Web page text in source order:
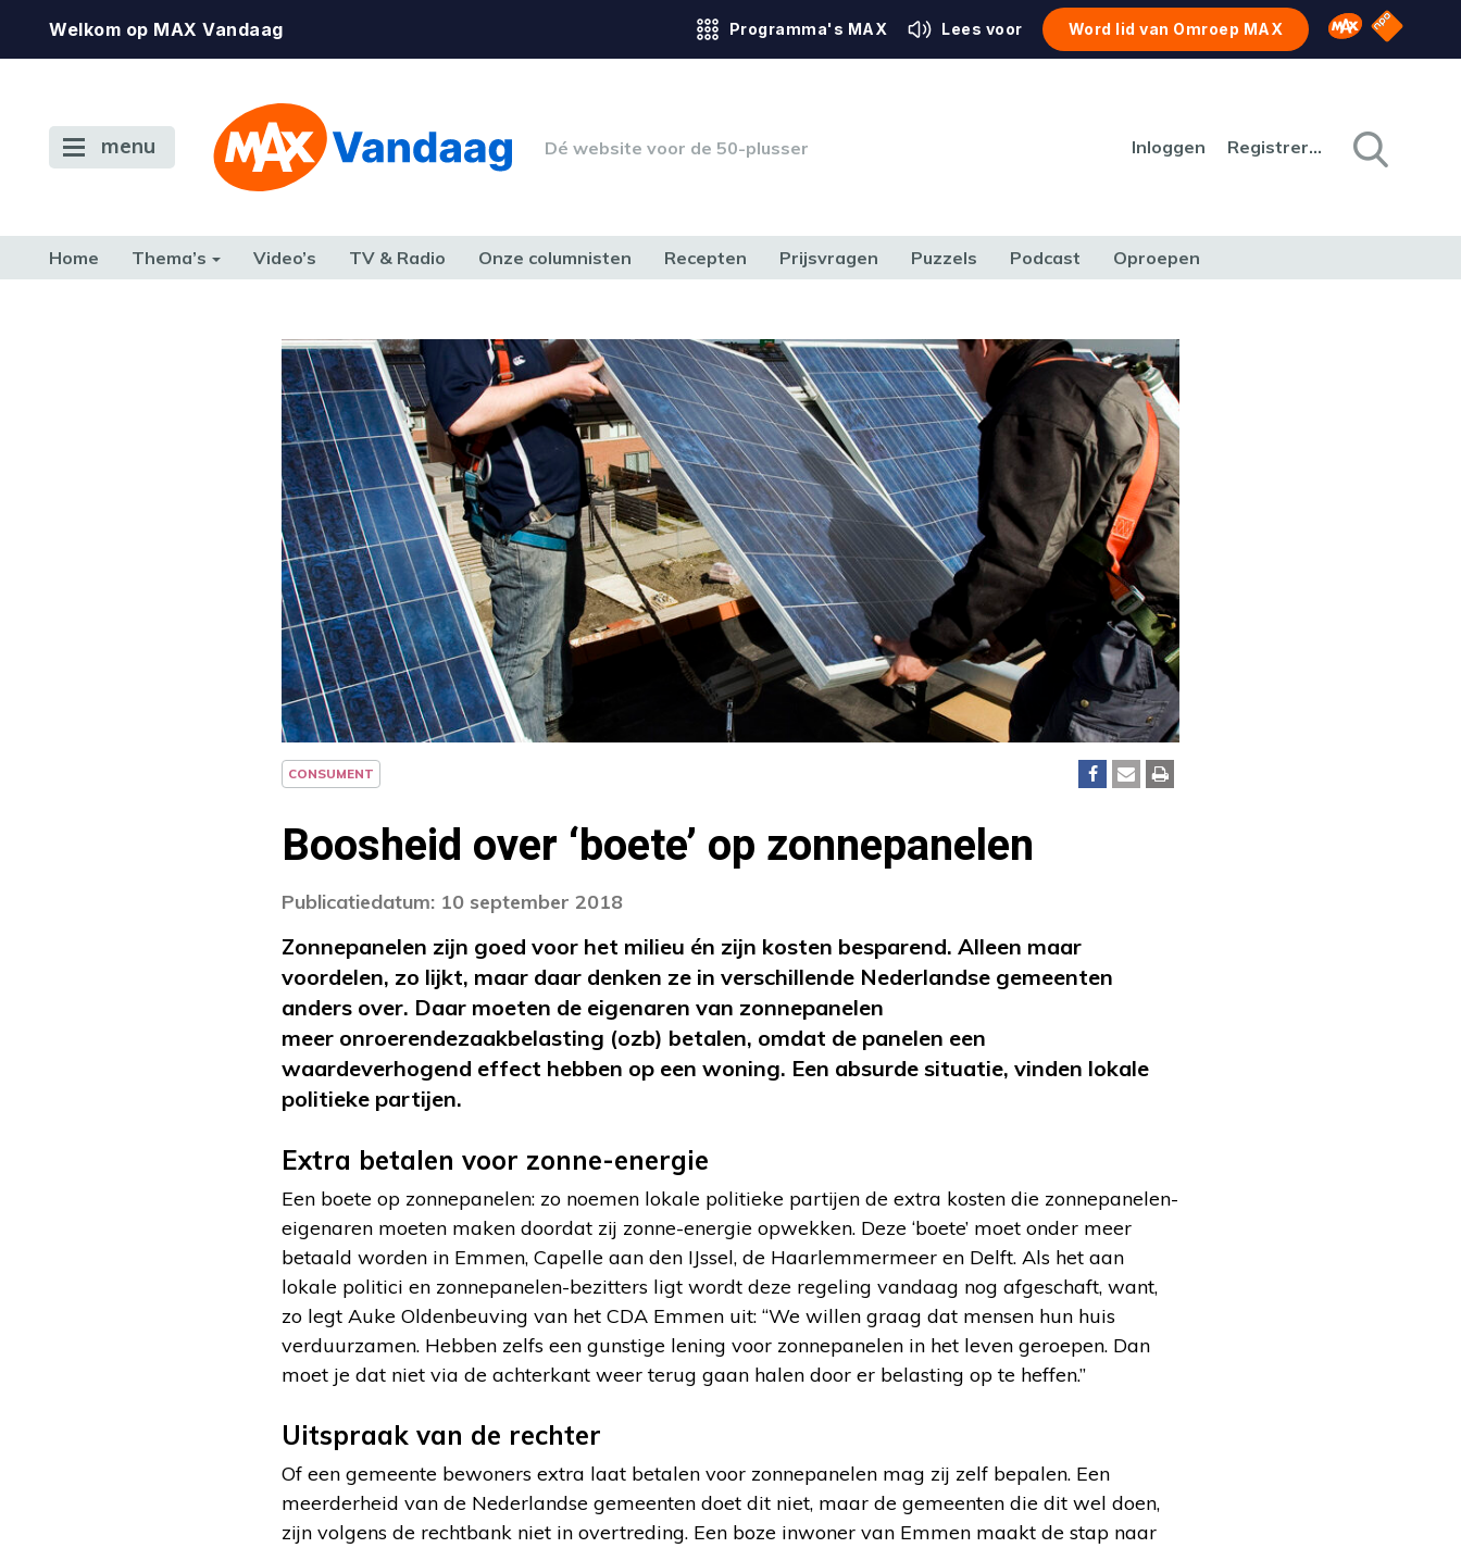
Welkom op MAX Vandaag Programma's MAX Lees voor Word lid van Omroep MAX Omroep MAX
NPO
menu Dé website voor de 50-plusser Inloggen Registreren
Home Thema’s Video’s TV & Radio Onze columnisten Recepten Prijsvragen Puzzels Podcast Oproepen
CONSUMENT
Boosheid over ‘boete’ op zonnepanelen
Publicatiedatum: 10 september 2018
Zonnepanelen zijn goed voor het milieu én zijn kosten besparend. Alleen maar
voordelen, zo lijkt, maar daar denken ze in verschillende Nederlandse gemeenten
anders over. Daar moeten de eigenaren van zonnepanelen
meer onroerendezaakbelasting (ozb) betalen, omdat de panelen een
waardeverhogend effect hebben op een woning. Een absurde situatie, vinden lokale
politieke partijen.
Extra betalen voor zonne-energie
Een boete op zonnepanelen: zo noemen lokale politieke partijen de extra kosten die zonnepanelen-
eigenaren moeten maken doordat zij zonne-energie opwekken. Deze ‘boete’ moet onder meer
betaald worden in Emmen, Capelle aan den IJssel, de Haarlemmermeer en Delft. Als het aan
lokale politici en zonnepanelen-bezitters ligt wordt deze regeling vandaag nog afgeschaft, want,
zo legt Auke Oldenbeuving van het CDA Emmen uit: “We willen graag dat mensen hun huis
verduurzamen. Hebben zelfs een gunstige lening voor zonnepanelen in het leven geroepen. Dan
moet je dat niet via de achterkant weer terug gaan halen door er belasting op te heffen.”
Uitspraak van de rechter
Of een gemeente bewoners extra laat betalen voor zonnepanelen mag zij zelf bepalen. Een
meerderheid van de Nederlandse gemeenten doet dit niet, maar de gemeenten die dit wel doen,
zijn volgens de rechtbank niet in overtreding. Een boze inwoner van Emmen maakt de stap naar